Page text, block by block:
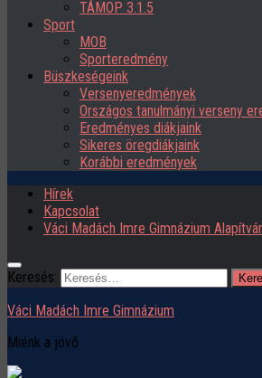
TÁMOP 3.1.5
Sport
MOB
Sporteredmény
Büszkeségeink
Versenyeredmények
Országos tanulmányi verseny
Eredményes diákjaink
Sikeres öregdiákjaink
Korábbi eredmények
Hírek
Kapcsolat
Váci Madách Imre Gimnázium
Keresés:
Váci Madách Imre Gimnázium
Miénk a jövő